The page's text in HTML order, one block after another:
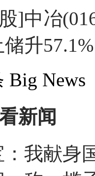
]中冶
升57.1%
Big News
新闻
：我献身